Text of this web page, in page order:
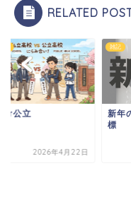
RELATED
or公立
2026年4月22日
雑記
新年
標